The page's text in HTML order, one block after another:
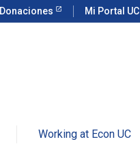
Donaciones Mi Portal UC
Working at Econ UC